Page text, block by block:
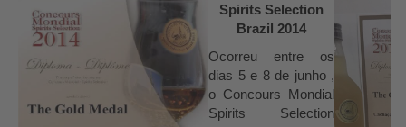
Spirits Selection
Brazil 2014
Ocorreu entre os
dias 5 e 8 de junho ,
o Concours Mondial
Spirits Selection